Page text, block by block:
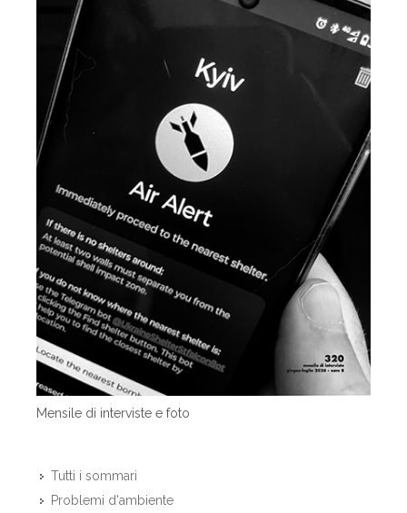
Mensile di interviste e foto
Tutti i sommari
Problemi d'ambiente